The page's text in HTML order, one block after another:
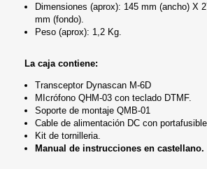
Dimensiones (aprox): 145 mm (ancho) X
mm (fondo).
Peso (aprox): 1,2 Kg.
La caja contiene:
Transceptor Dynascan M-6D
MIcrófono QHM-03 con teclado DTMF.
Soporte de montaje QMB-01
Cable de alimentación DC con
Kit de tornilleria.
Manual de instrucciones en castellano.